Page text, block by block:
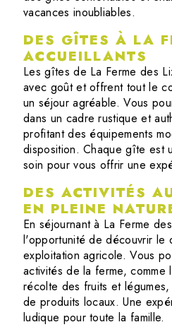
vacances inoubliables.
DES GÎTES À LA
ACCUEILLANTS
Les gîtes de La Ferme des
avec goût et offrent tout le
un séjour agréable. Vous
dans un cadre rustique et
profitant des équipements
disposition. Chaque gîte est
soin pour vous offrir une
DES ACTIVITÉS
EN PLEINE
En séjournant à La Ferme
l'opportunité de découvrir le
exploitation agricole. Vous
activités de la ferme, comme
récolte des fruits et
de produits locaux. Une
ludique pour toute la famille.